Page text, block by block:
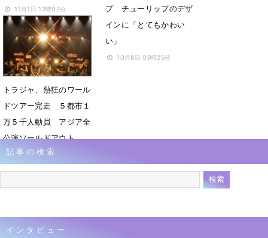
11月1日 12時02分
プ チューリップのデザ
インに「とてもかわい
い」
10月8日 09時25分
トラジャ、熱狂のワール
ドツアー完走 ５都市１
万５千人動員 アジア全
公演ソールドアウト
9月29日 07時00分
記事の検索
インタビュー